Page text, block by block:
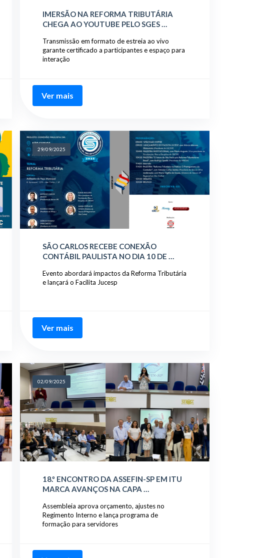
IMERSÃO NA REFORMA TRIBUTÁRIA
CHEGA AO YOUTUBE PELO SGES …
Transmissão em formato de estreia ao vivo
garante certificado a participantes e espaço para
interação
Ver mais
29/09/2025
SÃO CARLOS RECEBE CONEXÃO
CONTÁBIL PAULISTA NO DIA 10 DE …
Evento abordará impactos da Reforma Tributária
e lançará o Facilita Jucesp
Ver mais
02/09/2025
18.º ENCONTRO DA ASSEFIN-SP EM ITU
MARCA AVANÇOS NA CAPA …
Assembleia aprova orçamento, ajustes no
Regimento Interno e lança programa de
formação para servidores